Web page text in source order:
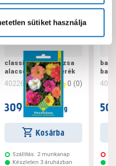
sütiket használja
classic porcsinrózsa
alacsony színkeverék
402260 0 (0)
309 Ft / csomag
Kosárba
Szállítás: 2 munkanap
Készleten 3 áruházban